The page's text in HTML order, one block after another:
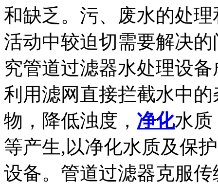
和缺乏。污、废水的处
活动中较迫切需要解决
究管道过滤器水处理设
利用滤网直接拦截水中
物，降低浊度， 净化水质
等产生,以净化水质及保
设备。管道过滤器克服